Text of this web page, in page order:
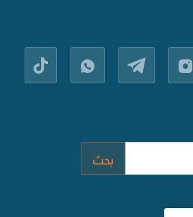
بحث